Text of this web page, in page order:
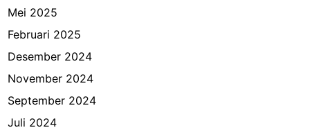
Mei 2025
Februari 2025
Desember 2024
November 2024
September 2024
Juli 2024